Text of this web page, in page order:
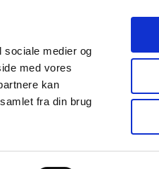
sociale medier og
med vores
kan
fra din brug
og